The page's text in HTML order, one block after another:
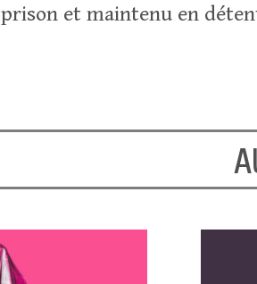
prison et maintenu en